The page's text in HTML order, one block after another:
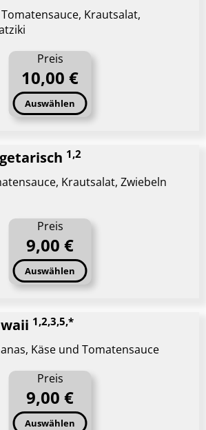
Krautsalat,
Preis
10,00 €
Auswählen
1,2
Krautsalat, Zwiebeln
Preis
9,00 €
Auswählen
1,2,3,5,*
Käse und Tomatensauce
Preis
9,00 €
Auswählen